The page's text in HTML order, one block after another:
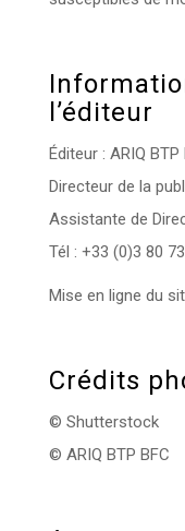
l’éditeur
Éditeur : ARIQ BTP
Directeur de la
Assistante de
Tél : +33 (0)3 80
Mise en ligne du
Crédits
© Shutterstock
© ARIQ BTP BFC